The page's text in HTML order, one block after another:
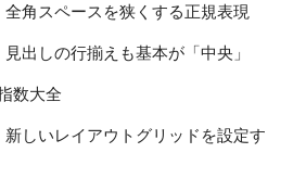
角スペースを狭くする正規表現
出しの行揃えも基本が「中央」
数大全
しいレイアウトグリッドを設定す